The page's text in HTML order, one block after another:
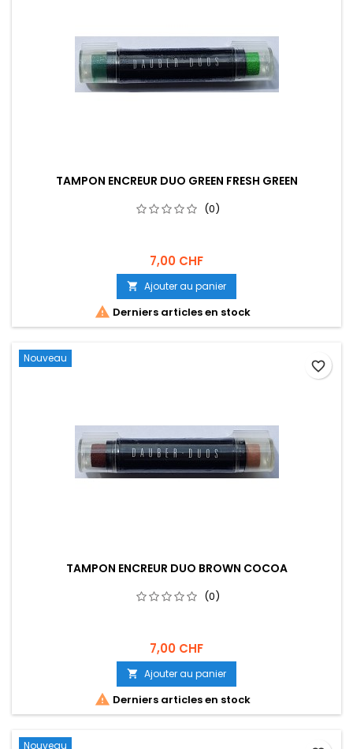
TAMPON ENCREUR DUO GREEN FRESH GREEN
(0)
7,00 CHF
 Ajouter au panier
 Derniers articles en stock
Nouveau
TAMPON ENCREUR DUO BROWN COCOA
(0)
7,00 CHF
 Ajouter au panier
 Derniers articles en stock
favorite_border
Nouveau